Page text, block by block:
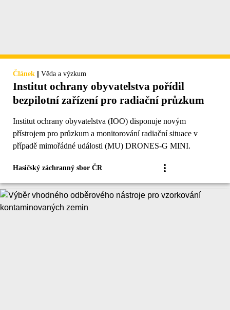
Článek | Věda a výzkum
Institut ochrany obyvatelstva pořídil
bezpilotní zařízení pro radiační průzkum
Institut ochrany obyvatelstva (IOO) disponuje novým
přístrojem pro průzkum a monitorování radiační situace v
případě mimořádné události (MU) DRONES-G MINI.
Hasičský záchranný sbor ČR